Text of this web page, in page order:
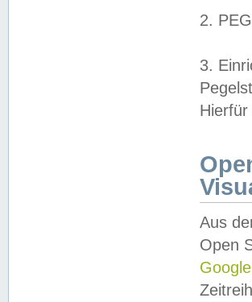
2.
3.
Aus
Open